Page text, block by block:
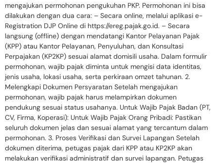
mengajukan permohonan pengukuhan PKP. Permohonan ini bisa
dilakukan dengan dua cara: – Secara online, melalui aplikasi e-
Registration DJP Online di https://ereg.pajak.go.id. – Secara
langsung (offline) dengan mendatangi Kantor Pelayanan Pajak
(KPP) atau Kantor Pelayanan, Penyuluhan, dan Konsultasi
Perpajakan (KP2KP) sesuai alamat domisili usaha. Dalam formulir
permohonan, wajib pajak diminta untuk mengisi data identitas,
jenis usaha, lokasi usaha, serta perkiraan omzet tahunan. 2.
Melengkapi Dokumen Persyaratan Setelah mengajukan
permohonan, wajib pajak harus melampirkan dokumen
pendukung sesuai status usahanya. Untuk Wajib Pajak Badan (PT,
CV, Firma, Koperasi): Untuk Wajib Pajak Orang Pribadi: Pastikan
seluruh dokumen jelas dan sesuai alamat yang tercantum dalam
permohonan. 3. Proses Verifikasi dan Survei Lapangan Setelah
dokumen diterima, petugas pajak dari KPP atau KP2KP akan
melakukan verifikasi administratif dan survei lapangan. Petugas